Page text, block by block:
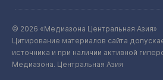
© 2026 «Медиазона Центральная Азия»
Цитирование материалов сайта
источника и при наличии активной
Медиазона. Центральная Азия